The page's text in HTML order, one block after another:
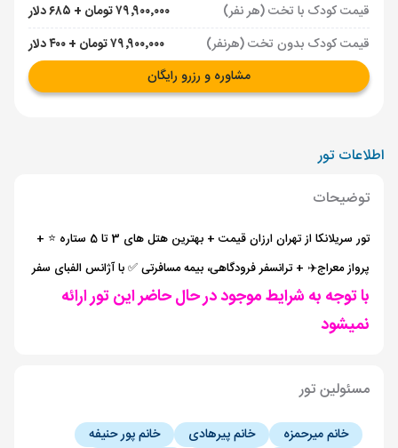
قیمت کودک با تخت (هر نفر)
۷۹٬۹۰۰٬۰۰۰ تومان + ۶۸۵ دلار
قیمت کودک بدون تخت (هرنفر)
۷۹٬۹۰۰٬۰۰۰ تومان + ۴۰۰ دلار
مشاوره و رزرو رایگان
اطلاعات تور
توضیحات
تور سریلانکا از تهران ارزان قیمت + بهترین هتل های 3 تا 5 ستاره ⭐️ +
پرواز معراج✈️ + ترانسفر فرودگاهی، بیمه مسافرتی ✅ با آژانس الفبای سفر
با توجه به شرایط موجود در حال حاضر این تور ارائه
نمیشود
مسئولین تور
خانم میرحمزه خانم پیرهادی
خانم پور حنیفه